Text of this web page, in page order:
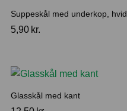
Suppeskål med underkop, hvid
5,90 kr.
Glasskål med kant